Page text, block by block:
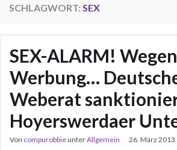
SCHLAGWORT: SEX
SEX-ALARM!
Werbung…
Weberat
Hoyerswerdaer
Von compurobbieunterAllgemein 26. März 2013